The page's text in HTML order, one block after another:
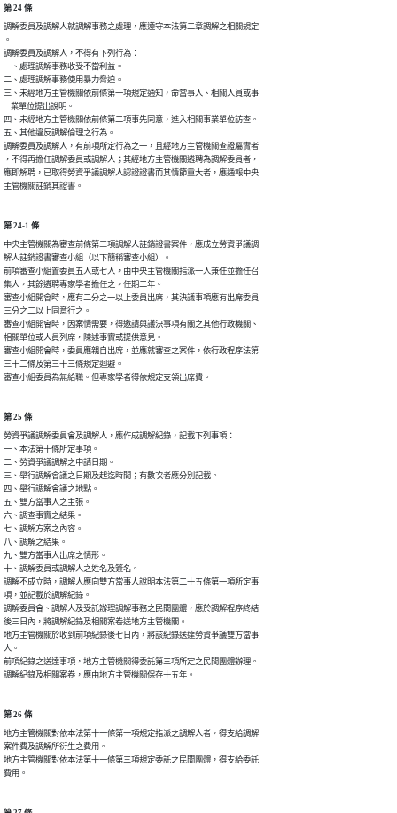
第 24 條
調解委員及調解人就調解事務之處理，應遵守本法第二章調解之相關規定
。
調解委員及調解人，不得有下列行為：
一、處理調解事務收受不當利益。
二、處理調解事務使用暴力脅迫。
三、未經地方主管機關依前條第一項規定通知，命當事人、相關人員或事
    業單位提出說明。
四、未經地方主管機關依前條第二項事先同意，進入相關事業單位訪查。
五、其他違反調解倫理之行為。
調解委員及調解人，有前項所定行為之一，且經地方主管機關查證屬實者
，不得再擔任調解委員或調解人；其經地方主管機關遴聘為調解委員者，
應即解聘，已取得勞資爭議調解人認證證書而其情節重大者，應通報中央
主管機關註銷其證書。
第 24-1 條
中央主管機關為審查前條第三項調解人註銷證書案件，應成立勞資爭議調
解人註銷證書審查小組（以下簡稱審查小組）。
前項審查小組置委員五人或七人，由中央主管機關指派一人兼任並擔任召
集人，其餘遴聘專家學者擔任之，任期二年。
審查小組開會時，應有二分之一以上委員出席，其決議事項應有出席委員
三分之二以上同意行之。
審查小組開會時，因案情需要，得邀請與議決事項有關之其他行政機關、
相關單位或人員列席，陳述事實或提供意見。
審查小組開會時，委員應親自出席，並應就審查之案件，依行政程序法第
三十二條及第三十三條規定迴避。
審查小組委員為無給職。但專家學者得依規定支領出席費。
第 25 條
勞資爭議調解委員會及調解人，應作成調解紀錄，記載下列事項：
一、本法第十條所定事項。
二、勞資爭議調解之申請日期。
三、舉行調解會議之日期及起迄時間；有數次者應分別記載。
四、舉行調解會議之地點。
五、雙方當事人之主張。
六、調查事實之結果。
七、調解方案之內容。
八、調解之結果。
九、雙方當事人出席之情形。
十、調解委員或調解人之姓名及簽名。
調解不成立時，調解人應向雙方當事人說明本法第二十五條第一項所定事
項，並記載於調解紀錄。
調解委員會、調解人及受託辦理調解事務之民間團體，應於調解程序終結
後三日內，將調解紀錄及相關案卷送地方主管機關。
地方主管機關於收到前項紀錄後七日內，將該紀錄送達勞資爭議雙方當事
人。
前項紀錄之送達事項，地方主管機關得委託第三項所定之民間團體辦理。
調解紀錄及相關案卷，應由地方主管機關保存十五年。
第 26 條
地方主管機關對依本法第十一條第一項規定指派之調解人者，得支給調解
案件費及調解所衍生之費用。
地方主管機關對依本法第十一條第三項規定委託之民間團體，得支給委託
費用。